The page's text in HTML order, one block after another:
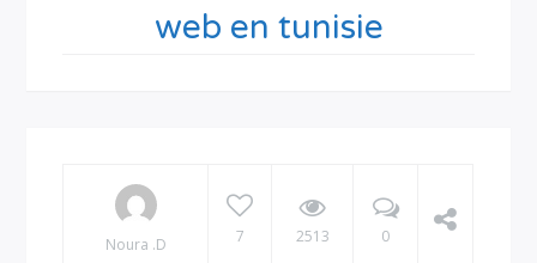
web en tunisie
Noura .D 7 2513 0